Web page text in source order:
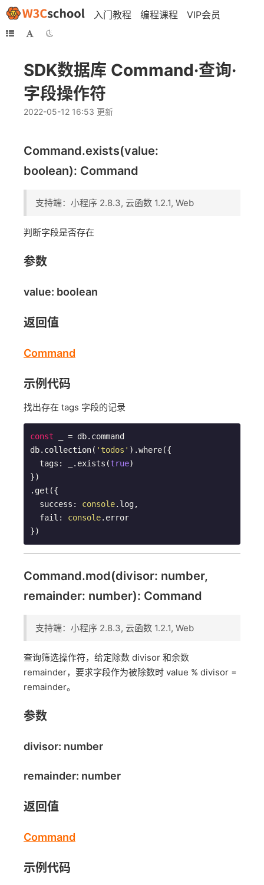
入门教程 编程课程 VIP会员
SDK数据库 Command·查询·
字段操作符
2022-05-12 16:53 更新
Command.exists(value:
boolean): Command
支持端：小程序 2.8.3, 云函数 1.2.1, Web
判断字段是否存在
参数
value: boolean
返回值
Command
示例代码
找出存在 tags 字段的记录
const _ = db.command
db.collection( 'todos' ).where({
  tags: _.exists(
true)
})
.get({
  success:
console.log,
  fail:
console.error
})
Command.mod(divisor: number,
remainder: number): Command
支持端：小程序 2.8.3, 云函数 1.2.1, Web
查询筛选操作符，给定除数 divisor 和余数
remainder，要求字段作为被除数时 value % divisor =
remainder。
参数
divisor: number
remainder: number
返回值
Command
示例代码